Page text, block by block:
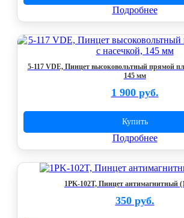
Подробнее
5-117 VDE, Пинцет высоковольтный прямой
145 мм
1 900 руб.
Купить
Подробнее
1PK-102T, Пинцет антимагнитный
350 руб.